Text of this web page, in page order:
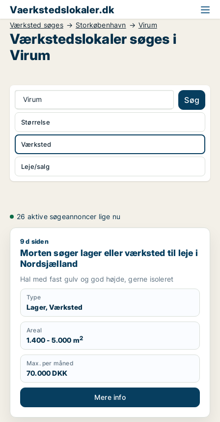
Vaerkstedslokaler.dk
Værksted søges Storkøbenhavn Virum
Værkstedslokaler søges i
Virum
Virum Søg
Værksted
Leje/salg
Størrelse
26 aktive søgeannoncer lige nu
Morten søger lager eller værksted til leje i Nordsjælland
9 d siden
Morten søger lager eller værksted til leje i
Nordsjælland
Hal med fast gulv og god højde, gerne isoleret
Type
Lager, Værksted
Areal
1.400 - 5.000 m2
Max. per måned
70.000 DKK
Mere info